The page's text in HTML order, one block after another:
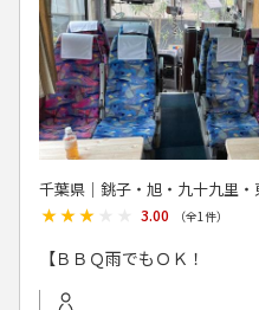
千葉県│銚子・旭・九十九里・
★★★★★
★★★★★ 3.00 （全1件）
【ＢＢＱ雨でもＯＫ！